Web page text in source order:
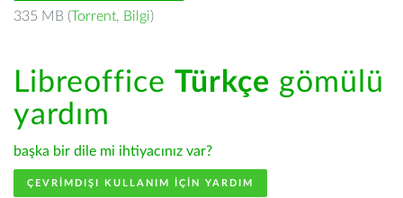
335 MB (Torrent, Bilgi)
Libreoffice Türkçe gömülü
yardım
başka bir dile mi ihtiyacınız var?
ÇEVRIMDIŞI KULLANIM IÇIN YARDIM